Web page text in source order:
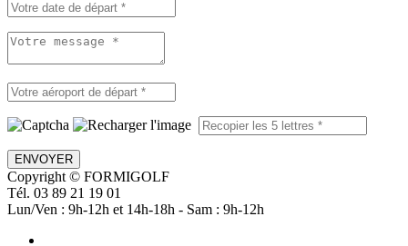
ENVOYER
Copyright © FORMIGOLF
Tél. 03 89 21 19 01
Lun/Ven : 9h-12h et 14h-18h - Sam : 9h-12h